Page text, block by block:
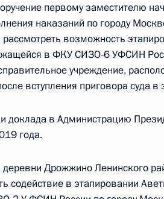
данного по итогам
Московской области,
Федерации советником
в Приёмной
13 октября 2023 года
по итогам личного приёма в
первому заместителю
наказаний по городу
возможность
в ФКУ СИЗО-6 УФСИН
учреждение,
вступления приговора суда в
доклада в Администрацию
года.
Дрожжино Ленинского
содействие в этапировании